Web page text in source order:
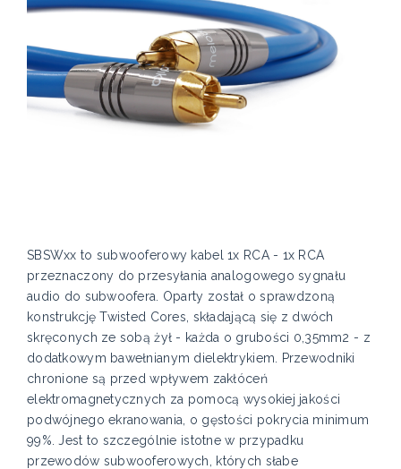
SBSWxx to subwooferowy kabel 1x RCA - 1x RCA
przeznaczony do przesyłania analogowego sygnału
audio do subwoofera. Oparty został o sprawdzoną
konstrukcję Twisted Cores, składającą się z dwóch
skręconych ze sobą żył - każda o grubości 0,35mm2 - z
dodatkowym bawełnianym dielektrykiem. Przewodniki
chronione są przed wpływem zakłóceń
elektromagnetycznych za pomocą wysokiej jakości
podwójnego ekranowania, o gęstości pokrycia minimum
99%. Jest to szczególnie istotne w przypadku
przewodów subwooferowych, których słabe